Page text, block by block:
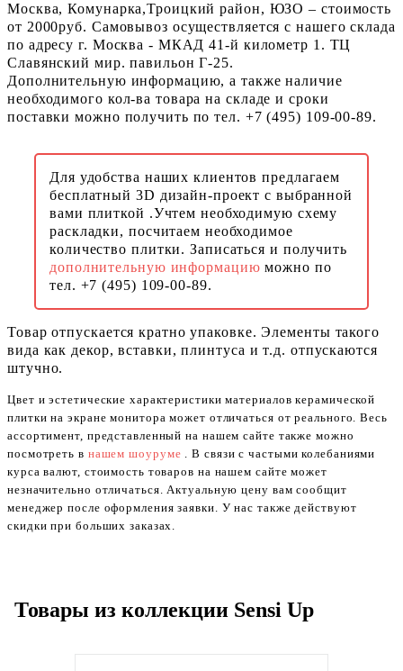
Москва, Комунарка,Троицкий район, ЮЗО – стоимость
от 2000руб. Самовывоз осуществляется с нашего склада
по адресу г. Москва - МКАД 41-й километр 1. ТЦ
Славянский мир. павильон Г-25.
Дополнительную информацию, а также наличие
необходимого кол-ва товара на складе и сроки
поставки можно получить по тел. +7 (495) 109-00-89.
Для удобства наших клиентов предлагаем
бесплатный 3D дизайн-проект с выбранной
вами плиткой .Учтем необходимую схему
раскладки, посчитаем необходимое
количество плитки. Записаться и получить
дополнительную информациюможно по
тел. +7 (495) 109-00-89.
Товар отпускается кратно упаковке. Элементы такого
вида как декор, вставки, плинтуса и т.д. отпускаются
штучно.
Цвет и эстетические характеристики материалов керамической
плитки на экране монитора может отличаться от реального. Весь
ассортимент, представленный на нашем сайте также можно
посмотреть в нашем шоуруме . В связи с частыми колебаниями
курса валют, стоимость товаров на нашем сайте может
незначительно отличаться. Актуальную цену вам сообщит
менеджер после оформления заявки. У нас также действуют
скидки при больших заказах.
Товары из коллекции Sensi Up